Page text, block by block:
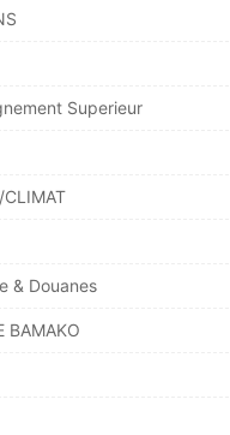
Superieur
CLIMAT
& Douanes
BAMAKO